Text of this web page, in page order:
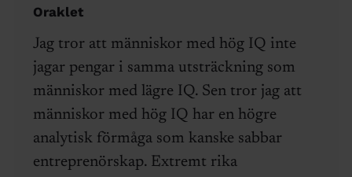
Oraklet
Jag tror att människor med hög IQ inte
jagar pengar i samma utsträckning som
människor med lägre IQ. Sen tror jag att
människor med hög IQ har en högre
analytisk förmåga som kanske sabbar
entreprenörskap. Extremt rika